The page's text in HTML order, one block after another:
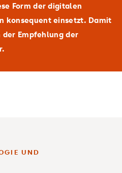
Form der digitalen
konsequent einsetzt. Damit
Empfehlung der
UND